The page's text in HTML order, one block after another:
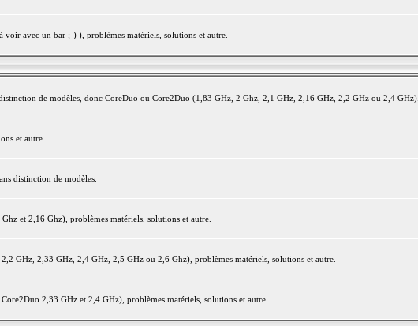
avec un bar ;-) ), problèmes matériels, solutions et autre.
de modèles, donc CoreDuo ou Core2Duo (1,83 GHz, 2 Ghz, 2,1 GHz, 2,16 GHz, 2,2 GHz ou 2,4 GHz).
et autre.
distinction de modèles.
et 2,16 Ghz), problèmes matériels, solutions et autre.
GHz, 2,33 GHz, 2,4 GHz, 2,5 GHz ou 2,6 Ghz), problèmes matériels, solutions et autre.
2,33 GHz et 2,4 GHz), problèmes matériels, solutions et autre.